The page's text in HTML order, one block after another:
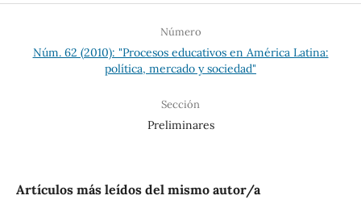
Número
Núm. 62 (2010): "Procesos educativos en América Latina:
política, mercado y sociedad"
Sección
Preliminares
Artículos más leídos del mismo autor/a